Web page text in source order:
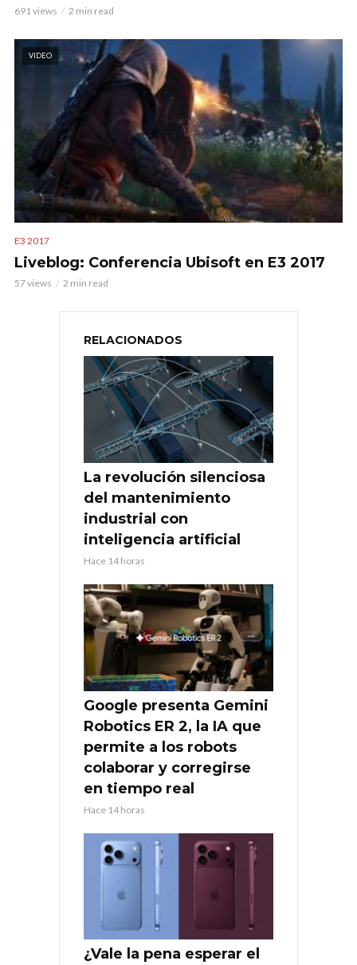
691 views 2 min read
VIDEO
E3 2017
Liveblog: Conferencia Ubisoft en E3 2017
57 views 2 min read
RELACIONADOS
La revolución silenciosa
del mantenimiento
industrial con
inteligencia artificial
Hace 14 horas
Google presenta Gemini
Robotics ER 2, la IA que
permite a los robots
colaborar y corregirse
en tiempo real
Hace 14 horas
¿Vale la pena esperar el